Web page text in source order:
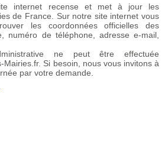
internet recense et met à jour les
de France. Sur notre site internet vous
les coordonnées officielles des
numéro de téléphone, adresse e-mail,
ne peut être effectuée
Mairies.fr. Si besoin, nous vous invitons à
par votre demande.